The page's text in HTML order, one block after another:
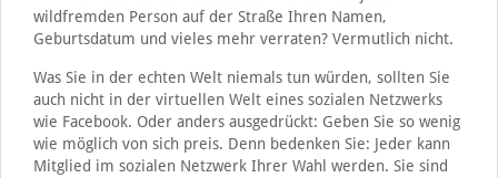
wildfremden Person auf der Straße Ihren Namen,
Geburtsdatum und vieles mehr verraten? Vermutlich nicht.
Was Sie in der echten Welt niemals tun würden, sollten Sie
auch nicht in der virtuellen Welt eines sozialen Netzwerks
wie Facebook. Oder anders ausgedrückt: Geben Sie so wenig
wie möglich von sich preis. Denn bedenken Sie: Jeder kann
Mitglied im sozialen Netzwerk Ihrer Wahl werden. Sie sind